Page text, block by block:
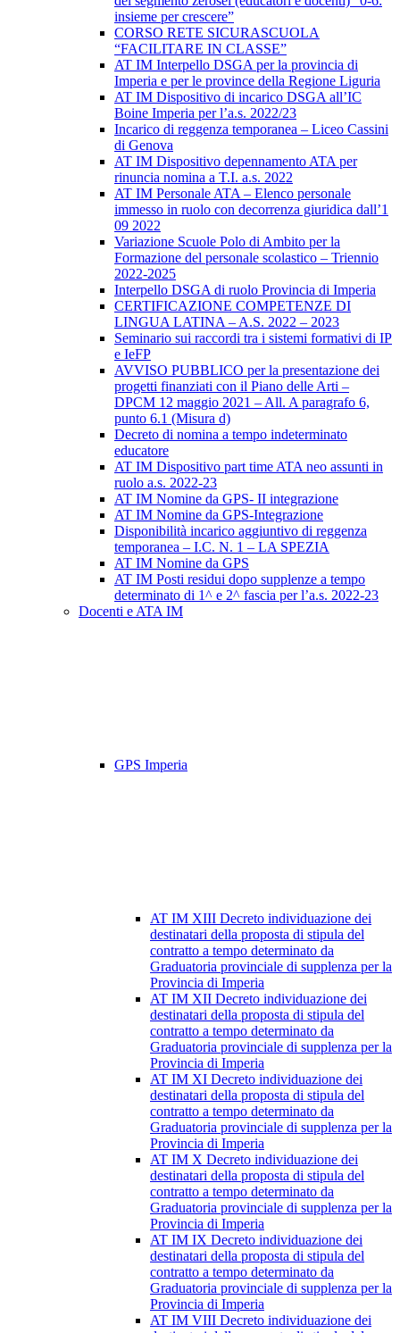
insieme per crescere”
CORSO RETE SICURASCUOLA
“FACILITARE IN CLASSE”
AT IM Interpello DSGA per la provincia di
Imperia e per le province della Regione Liguria
AT IM Dispositivo di incarico DSGA all’IC
Boine Imperia per l’a.s. 2022/23
Incarico di reggenza temporanea – Liceo Cassini
di Genova
AT IM Dispositivo depennamento ATA per
rinuncia nomina a T.I. a.s. 2022
AT IM Personale ATA – Elenco personale
immesso in ruolo con decorrenza giuridica dall’1
09 2022
Variazione Scuole Polo di Ambito per la
Formazione del personale scolastico – Triennio
2022-2025
Interpello DSGA di ruolo Provincia di Imperia
CERTIFICAZIONE COMPETENZE DI
LINGUA LATINA – A.S. 2022 – 2023
Seminario sui raccordi tra i sistemi formativi di IP
e IeFP
AVVISO PUBBLICO per la presentazione dei
progetti finanziati con il Piano delle Arti –
DPCM 12 maggio 2021 – All. A paragrafo 6,
punto 6.1 (Misura d)
Decreto di nomina a tempo indeterminato
educatore
AT IM Dispositivo part time ATA neo assunti in
ruolo a.s. 2022-23
AT IM Nomine da GPS- II integrazione
AT IM Nomine da GPS-Integrazione
Disponibilità incarico aggiuntivo di reggenza
temporanea – I.C. N. 1 – LA SPEZIA
AT IM Nomine da GPS
AT IM Posti residui dopo supplenze a tempo
determinato di 1^ e 2^ fascia per l’a.s. 2022-23
Docenti e ATA IM
GPS Imperia
AT IM XIII Decreto individuazione dei
destinatari della proposta di stipula del
contratto a tempo determinato da
Graduatoria provinciale di supplenza per la
Provincia di Imperia
AT IM XII Decreto individuazione dei
destinatari della proposta di stipula del
contratto a tempo determinato da
Graduatoria provinciale di supplenza per la
Provincia di Imperia
AT IM XI Decreto individuazione dei
destinatari della proposta di stipula del
contratto a tempo determinato da
Graduatoria provinciale di supplenza per la
Provincia di Imperia
AT IM X Decreto individuazione dei
destinatari della proposta di stipula del
contratto a tempo determinato da
Graduatoria provinciale di supplenza per la
Provincia di Imperia
AT IM IX Decreto individuazione dei
destinatari della proposta di stipula del
contratto a tempo determinato da
Graduatoria provinciale di supplenza per la
Provincia di Imperia
AT IM VIII Decreto individuazione dei